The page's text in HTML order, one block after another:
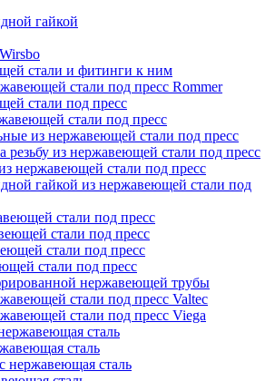
гайкой
стали и фитинги к ним
стали под пресс Rommer
стали под пресс
стали под пресс
из нержавеющей стали под пресс
из нержавеющей стали под пресс
нержавеющей стали под пресс
гайкой из нержавеющей стали под
стали под пресс
стали под пресс
стали под пресс
стали под пресс
нержавеющей трубы
стали под пресс Valtec
стали под пресс Viega
сталь
сталь
нержавеющая сталь